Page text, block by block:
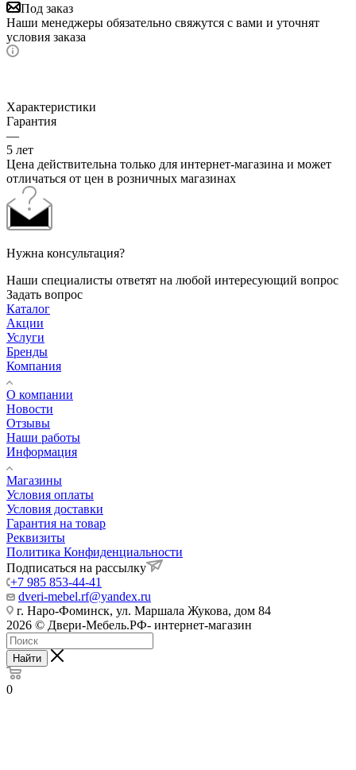
Под заказ
Наши менеджеры обязательно свяжутся с вами и уточнят
условия заказа
Характеристики
Гарантия
—
5 лет
Цена действительна только для интернет-магазина и может
отличаться от цен в розничных магазинах
Нужна консультация?
Наши специалисты ответят на любой интересующий вопрос
Задать вопрос
Каталог
Акции
Услуги
Бренды
Компания
О компании
Новости
Отзывы
Наши работы
Информация
Магазины
Условия оплаты
Условия доставки
Гарантия на товар
Реквизиты
Политика Конфиденциальности
Подписаться на рассылку
+7 985 853-44-41
dveri-mebel.rf@yandex.ru
г. Наро-Фоминск, ул. Маршала Жукова, дом 84
2026 © Двери-Мебель.РФ- интернет-магазин
Найти
0